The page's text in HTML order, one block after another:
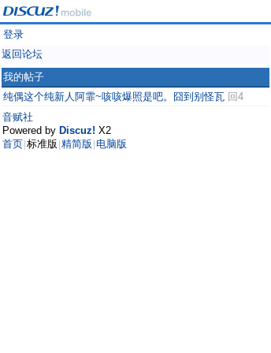
登录
返回论坛
我的帖子
纯偶这个纯新人阿霏~咳咳爆照是吧。囧到别怪瓦 回4
音赋社
Powered by Discuz! X2
首页 标准版 精简版 电脑版